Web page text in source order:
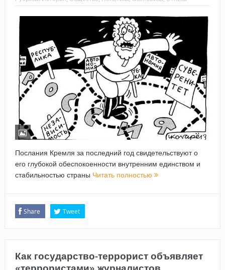
Послания Кремля за последний год свидетельствуют о
его глубокой обеспокоенности внутренним единством и
стабильностью страны Читать полностью
Share Tweet
Как государство-террорист объявляет